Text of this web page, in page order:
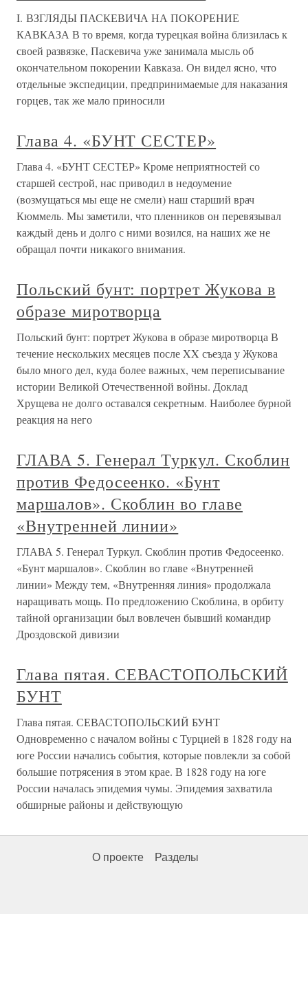
I. ВЗГЛЯДЫ ПАСКЕВИЧА НА ПОКОРЕНИЕ
КАВКАЗА В то время, когда турецкая война близилась к
своей развязке, Паскевича уже занимала мысль об
окончательном покорении Кавказа. Он видел ясно, что
отдельные экспедиции, предпринимаемые для наказания
горцев, так же мало приносили
Глава 4. «БУНТ СЕСТЕР»
Глава 4. «БУНТ СЕСТЕР» Кроме неприятностей со
старшей сестрой, нас приводил в недоумение
(возмущаться мы еще не смели) наш старший врач
Кюммель. Мы заметили, что пленников он перевязывал
каждый день и долго с ними возился, на наших же не
обращал почти никакого внимания.
Польский бунт: портрет Жукова в
образе миротворца
Польский бунт: портрет Жукова в образе миротворца В
течение нескольких месяцев после XX съезда у Жукова
было много дел, куда более важных, чем переписывание
истории Великой Отечественной войны. Доклад
Хрущева не долго оставался секретным. Наиболее бурной
реакция на него
ГЛАВА 5. Генерал Туркул. Скоблин
против Федосеенко. «Бунт
маршалов». Скоблин во главе
«Внутренней линии»
ГЛАВА 5. Генерал Туркул. Скоблин против Федосеенко.
«Бунт маршалов». Скоблин во главе «Внутренней
линии» Между тем, «Внутренняя линия» продолжала
наращивать мощь. По предложению Скоблина, в орбиту
тайной организации был вовлечен бывший командир
Дроздовской дивизии
Глава пятая. СЕВАСТОПОЛЬСКИЙ
БУНТ
Глава пятая. СЕВАСТОПОЛЬСКИЙ БУНТ
Одновременно с началом войны с Турцией в 1828 году на
юге России начались события, которые повлекли за собой
большие потрясения в этом крае. В 1828 году на юге
России началась эпидемия чумы. Эпидемия захватила
обширные районы и действующую
О проекте Разделы